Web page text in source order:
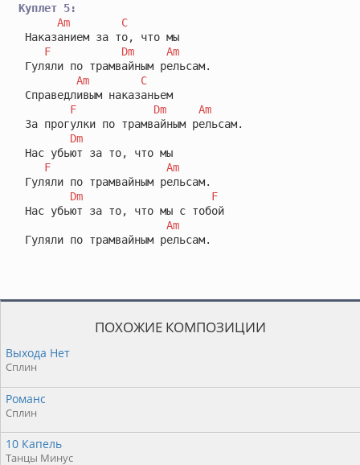
Куплет 5:
Am
C
Наказанием за то, что мы
F
Dm
Am
Гуляли по трамвайным рельсам.
Am
C
Справедливым наказаньем
F
Dm
Am
За прогулки по трамвайным рельсам.
Dm
Нас убьют за то, что мы
F
Am
Гуляли по трамвайным рельсам.
Dm
F
Нас убьют за то, что мы с тобой
Am
Гуляли по трамвайным рельсам.
ПОХОЖИЕ КОМПОЗИЦИИ
Выхода Нет
Сплин
Романс
Сплин
10 Капель
Танцы Минус